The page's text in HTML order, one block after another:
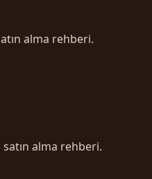
alma rehberi.
alma rehberi.